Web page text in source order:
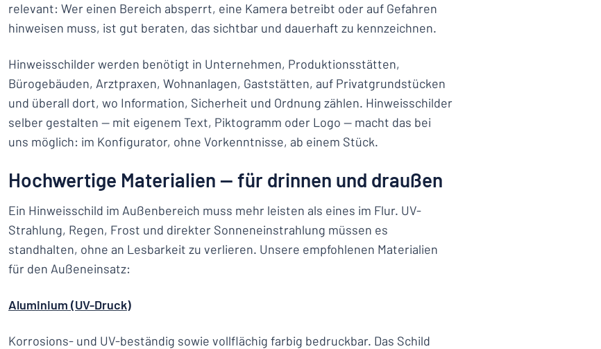
relevant: Wer einen Bereich absperrt, eine Kamera betreibt oder auf Gefahren
hinweisen muss, ist gut beraten, das sichtbar und dauerhaft zu kennzeichnen.
Hinweisschilder werden benötigt in Unternehmen, Produktionsstätten,
Bürogebäuden, Arztpraxen, Wohnanlagen, Gaststätten, auf Privatgrundstücken
und überall dort, wo Information, Sicherheit und Ordnung zählen. Hinweisschilder
selber gestalten — mit eigenem Text, Piktogramm oder Logo — macht das bei
uns möglich: im Konfigurator, ohne Vorkenntnisse, ab einem Stück.
Hochwertige Materialien — für drinnen und draußen
Ein Hinweisschild im Außenbereich muss mehr leisten als eines im Flur. UV-
Strahlung, Regen, Frost und direkter Sonneneinstrahlung müssen es
standhalten, ohne an Lesbarkeit zu verlieren. Unsere empfohlenen Materialien
für den Außeneinsatz:
Aluminium (UV-Druck)
Korrosions- und UV-beständig sowie vollflächig farbig bedruckbar. Das Schild